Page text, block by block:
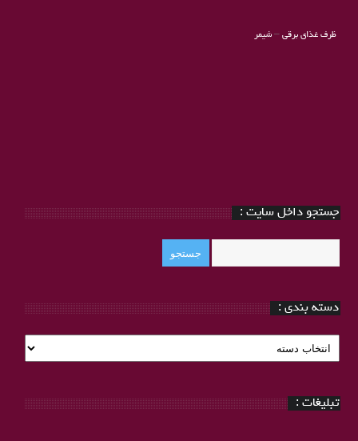
ظرف غذای برقی– شیمر
جستجو داخل سایت :
دسته بندی :
دسته
بندی
تبلیغات :